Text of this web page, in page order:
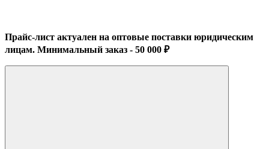
Прайс-лист актуален на оптовые поставки юридическим
лицам. Минимальный заказ - 50 000 ₽